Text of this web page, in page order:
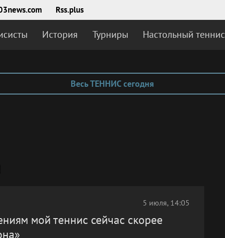
Rss.plus
История Турниры Настольный теннис
Весь ТЕННИС сегодня
5 июля, 14:05
мой теннис сейчас скорее